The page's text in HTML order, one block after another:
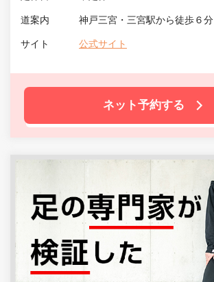
道案内 神戸三宮・三宮駅から徒歩６分
サイト 公式サイト
ネット予約する